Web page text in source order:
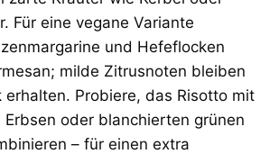
Für eine vegane Variante
und Hefeflocken
milde Zitrusnoten bleiben
erhalten. Probiere, das Risotto mit
oder blanchierten grünen
– für einen extra